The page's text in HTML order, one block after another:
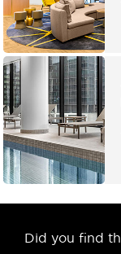
Did you find